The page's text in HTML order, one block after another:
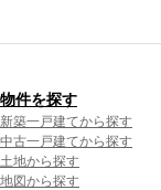
物件を探す
新築一戸建てから探す
中古一戸建てから探す
土地から探す
地図から探す